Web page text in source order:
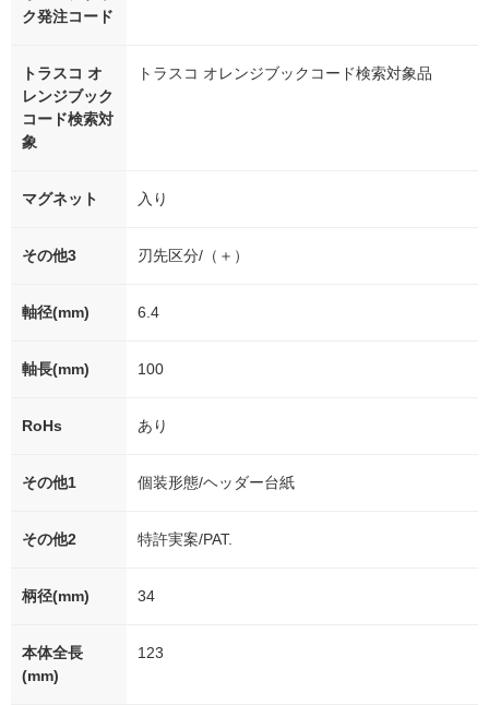
ク発注コード
トラスコ オ
レンジブック
コード検索対
象
トラスコ オレンジブックコード検索対象品
マグネット 入り
その他3 刃先区分/（＋）
軸径(mm) 6.4
軸長(mm) 100
RoHs あり
その他1 個装形態/ヘッダー台紙
その他2 特許実案/PAT.
柄径(mm) 34
本体全長
(mm)
123